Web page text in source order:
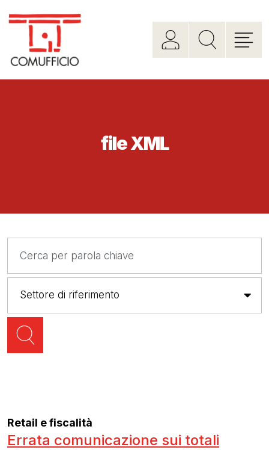
file XML
Retail e fiscalità
Errata comunicazione sui totali